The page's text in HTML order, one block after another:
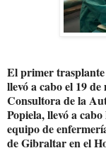
El primer trasplante
llevó a cabo el 19
Consultora de la
Popiela, llevó a
equipo de
de Gibraltar en el